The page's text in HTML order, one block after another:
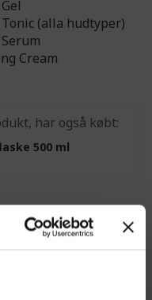
(alla hudtyper)
Cream
har også købt:
500 ml